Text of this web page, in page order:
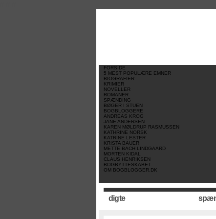
FORSIDE
5 MEST POPULÆRE EMNER
BIOGRAFIER
KRIMIER
NOVELLER
ROMANER
SPÆNDING
BØGER I STUEN
BOGBLOGGERE
ANDREAS KROG
JANE ANDERSEN
KAREN MØLDRUP RASMUSSEN
KATHRINE NORSK
KATRINE LESTER
KRISTA BAUER
METTE BACH LINDGAARD
MORTEN KIDAL
CLAUS HENRIKSEN
BOGBYTTESKABET
OM BOGBLOGGER.DK
digte